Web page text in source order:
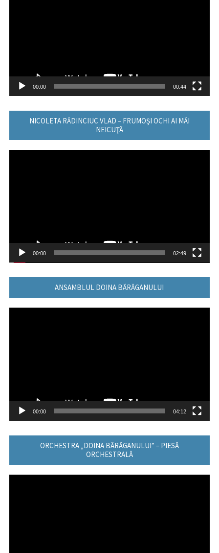
00:00 00:44
NICOLETA RĂDINCIUC VLAD – FRUMOŞI OCHI AI MĂI
NEICUŢĂ
00:00 02:49
ANSAMBLUL DOINA BĂRĂGANULUI
00:00 04:12
ORCHESTRA „DOINA BĂRĂGANULUI” – PIESĂ
ORCHESTRALĂ